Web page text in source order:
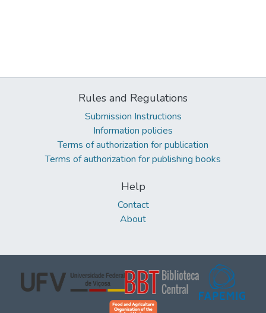
Rules and Regulations
Submission Instructions
Information policies
Terms of authorization for publication
Terms of authorization for publishing books
Help
Contact
About